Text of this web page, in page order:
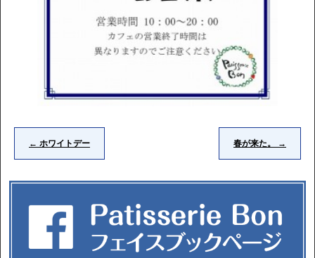
← ホワイトデー 春が来た。 →